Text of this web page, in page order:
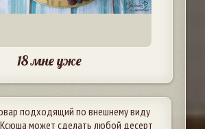
18 мне уже
подходящий по внешнему виду
может сделать любой десерт